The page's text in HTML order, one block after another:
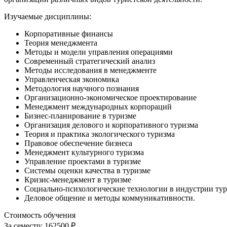
Изучаемые дисциплины:
Корпоративные финансы
Теория менеджмента
Методы и модели управления операциями
Современный стратегический анализ
Методы исследования в менеджменте
Управленческая экономика
Методология научного познания
Организационно-экономическое проектирование
Менеджмент международных корпораций
Бизнес-планирование в туризме
Организация делового и корпоративного туризма
Теория и практика экологического туризма
Правовое обеспечение бизнеса
Менеджмент культурного туризма
Управление проектами в туризме
Системы оценки качества в туризме
Кризис-менеджмент в туризме
Социально-психологические технологии в индустрии
Деловое общение и методы коммуникативности.
Стоимость обучения